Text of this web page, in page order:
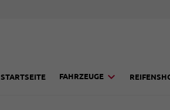
STARTSEITE FAHRZEUGE